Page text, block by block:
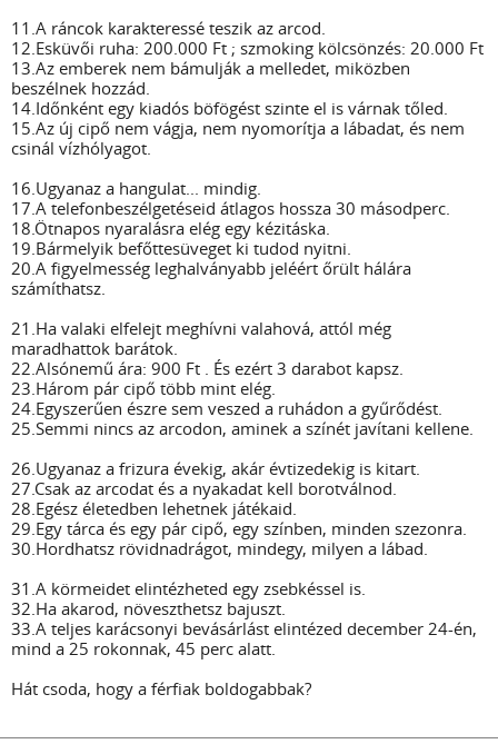
11.A ráncok karakteressé teszik az arcod.
12.Esküvői ruha: 200.000 Ft ; szmoking kölcsönzés: 20.000 Ft
13.Az emberek nem bámulják a melledet, miközben
beszélnek hozzád.
14.Időnként egy kiadós böfögést szinte el is várnak tőled.
15.Az új cipő nem vágja, nem nyomorítja a lábadat, és nem
csinál vízhólyagot.
16.Ugyanaz a hangulat... mindig.
17.A telefonbeszélgetéseid átlagos hossza 30 másodperc.
18.Ötnapos nyaralásra elég egy kézitáska.
19.Bármelyik befőttesüveget ki tudod nyitni.
20.A figyelmesség leghalványabb jeléért őrült hálára
számíthatsz.
21.Ha valaki elfelejt meghívni valahová, attól még
maradhattok barátok.
22.Alsónemű ára: 900 Ft . És ezért 3 darabot kapsz.
23.Három pár cipő több mint elég.
24.Egyszerűen észre sem veszed a ruhádon a gyűrődést.
25.Semmi nincs az arcodon, aminek a színét javítani kellene.
26.Ugyanaz a frizura évekig, akár évtizedekig is kitart.
27.Csak az arcodat és a nyakadat kell borotválnod.
28.Egész életedben lehetnek játékaid.
29.Egy tárca és egy pár cipő, egy színben, minden szezonra.
30.Hordhatsz rövidnadrágot, mindegy, milyen a lábad.
31.A körmeidet elintézheted egy zsebkéssel is.
32.Ha akarod, növeszthetsz bajuszt.
33.A teljes karácsonyi bevásárlást elintézed december 24-én,
mind a 25 rokonnak, 45 perc alatt.
Hát csoda, hogy a férfiak boldogabbak?